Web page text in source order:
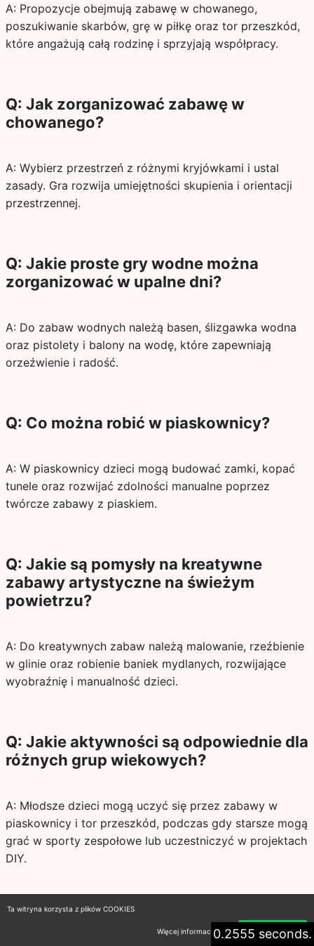
A: Propozycje obejmują zabawę w chowanego,
poszukiwanie skarbów, grę w piłkę oraz tor przeszkód,
które angażują całą rodzinę i sprzyjają współpracy.
Q: Jak zorganizować zabawę w
chowanego?
A: Wybierz przestrzeń z różnymi kryjówkami i ustal
zasady. Gra rozwija umiejętności skupienia i orientacji
przestrzennej.
Q: Jakie proste gry wodne można
zorganizować w upalne dni?
A: Do zabaw wodnych należą basen, ślizgawka wodna
oraz pistolety i balony na wodę, które zapewniają
orzeźwienie i radość.
Q: Co można robić w piaskownicy?
A: W piaskownicy dzieci mogą budować zamki, kopać
tunele oraz rozwijać zdolności manualne poprzez
twórcze zabawy z piaskiem.
Q: Jakie są pomysły na kreatywne
zabawy artystyczne na świeżym
powietrzu?
A: Do kreatywnych zabaw należą malowanie, rzeźbienie
w glinie oraz robienie baniek mydlanych, rozwijające
wyobraźnię i manualność dzieci.
Q: Jakie aktywności są odpowiednie dla
różnych grup wiekowych?
A: Młodsze dzieci mogą uczyć się przez zabawy w
piaskownicy i tor przeszkód, podczas gdy starsze mogą
grać w sporty zespołowe lub uczestniczyć w projektach
DIY.
Q: Jakie są korzyści z przechodzenia
0.2555 seconds.
Ta witryna korzysta z plików COOKIES
Więcej informacji Akceptuję